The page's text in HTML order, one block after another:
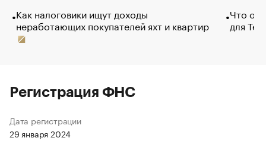
Как налоговики ищут доходы
неработающих покупателей яхт и квартир
Что
для
Регистрация ФНС
Дата регистрации
29 января 2024